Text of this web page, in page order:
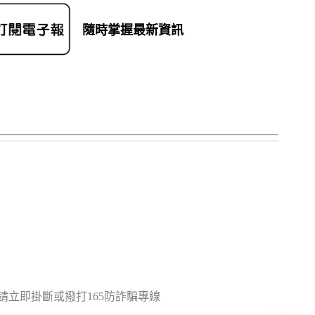
隨時掌握最新資訊
立即掛斷或撥打165防詐騙專線